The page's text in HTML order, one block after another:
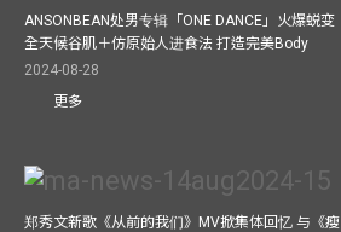
ANSONBEAN处男专辑「ONE DANCE」火爆蜕变
全天候谷肌＋仿原始人进食法 打造完美Body
2024-08-28
更多
郑秀文新歌《从前的我们》MV掀集体回忆 与《瘦